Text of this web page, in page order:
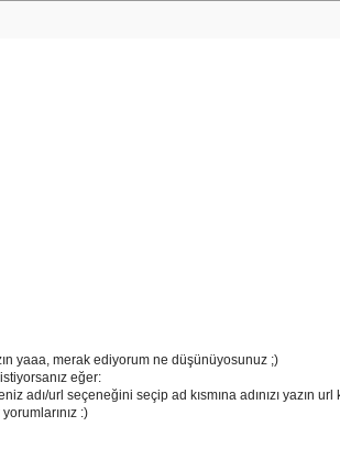
yaaa, merak ediyorum ne düşünüyosunuz ;)
eğer:
adı/url seçeneğini seçip ad kısmına adınızı yazın
:)